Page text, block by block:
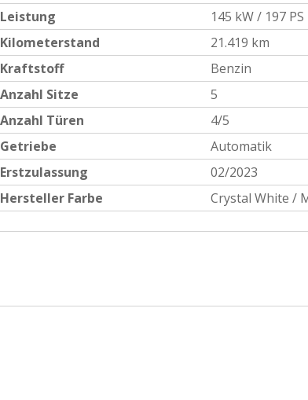
Leistung
145 kW / 197 PS
Kilometerstand
21.419 km
Kraftstoff
Benzin
Anzahl Sitze
5
Anzahl Türen
4/5
Getriebe
Automatik
Erstzulassung
02/2023
Hersteller Farbe
Crystal White /